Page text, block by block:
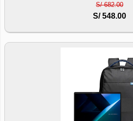
S/ 682.00
S/ 548.00